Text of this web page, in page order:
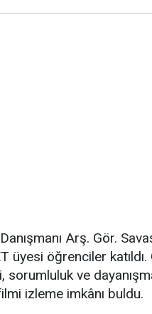
Arş. Gör.
üyesi öğrenciler
sorumluluk ve
izleme imkânı buldu.